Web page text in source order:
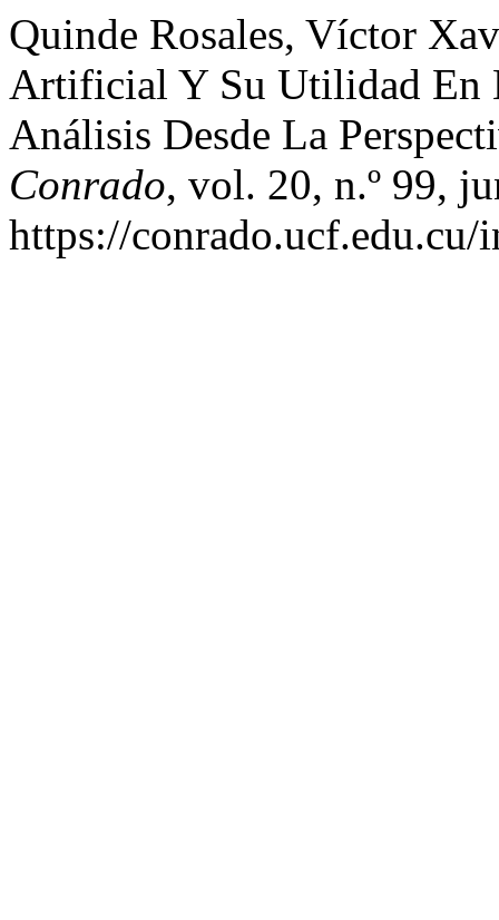
Quinde Rosales, Víctor
Artificial Y Su Utilidad En
Análisis Desde La
Conrado, vol. 20, n.º 99,
https://